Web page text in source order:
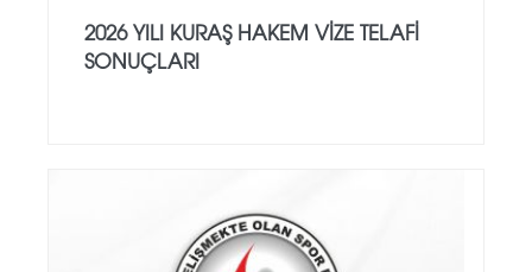
2026 YILI KURAŞ HAKEM VİZE TELAFİ
SONUÇLARI